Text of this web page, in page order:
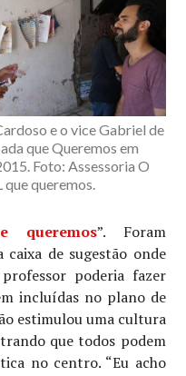
e o vice Gabriel de
que Queremos em
Foto: Assessoria O
que queremos.
queremos”. Foram
caixa de sugestão onde
poderia fazer
incluídas no plano de
estimulou uma cultura
que todos podem
no centro. “Eu acho